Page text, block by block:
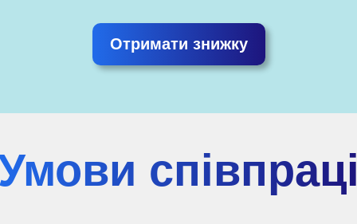
Отримати знижку
співпраці